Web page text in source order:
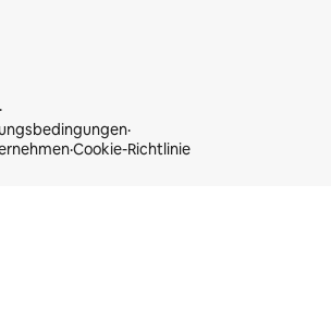
·
·Cookie-Richtlinie